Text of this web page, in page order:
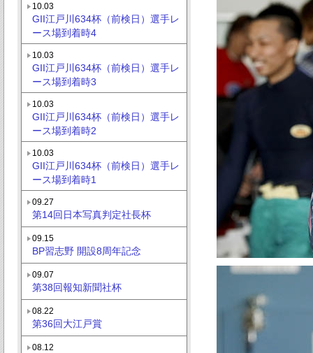
10.03
GII江戸川634杯（前検日）選手レ
ース場到着時4
10.03
GII江戸川634杯（前検日）選手レ
ース場到着時3
10.03
GII江戸川634杯（前検日）選手レ
ース場到着時2
10.03
GII江戸川634杯（前検日）選手レ
ース場到着時1
09.27
第14回日本写真判定社長杯
09.15
BP習志野 開設8周年記念
09.07
第38回報知新聞社杯
08.22
第36回大江戸賞
08.12